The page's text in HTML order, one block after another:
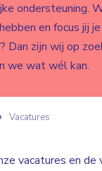
ondersteuning.
en focus jij
Dan zijn wij op
we wat wél kan.
Vacatures
vacatures en de